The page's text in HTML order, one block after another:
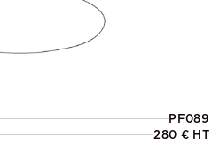
PF089
280 € HT